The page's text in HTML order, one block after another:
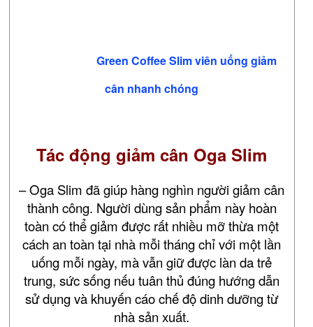
Green Coffee Slim viên uống giảm
cân nhanh chóng
Tác động giảm cân Oga Slim
– Oga Slim đã giúp hàng nghìn người giảm cân
thành công. Người dùng sản phẩm này hoàn
toàn có thể giảm được rất nhiều mỡ thừa một
cách an toàn tại nhà mỗi tháng chỉ với một lần
uống mỗi ngày, mà vẫn giữ được làn da trẻ
trung, sức sống nếu tuân thủ đúng hướng dẫn
sử dụng và khuyến cáo chế độ dinh dưỡng từ
nhà sản xuất.